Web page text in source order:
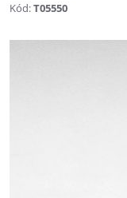
Kód:T05550